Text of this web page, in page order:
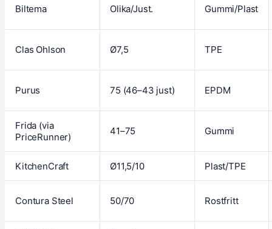
Biltema Olika/Just. Gummi/Plast
Clas Ohlson Ø7,5 TPE
Purus 75 (46–43 just) EPDM
Frida (via
PriceRunner)
41–75 Gummi
KitchenCraft Ø11,5/10 Plast/TPE
Contura Steel 50/70 Rostfritt